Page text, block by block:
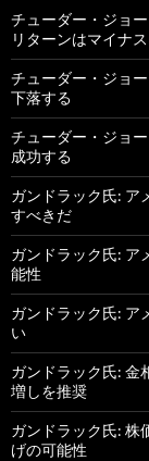
チューダー・ジョ
リターンはマイナ
チューダー・ジョ
下落する
チューダー・ジョ
成功する
ガンドラック氏: ア
すべきだ
ガンドラック氏: ア
能性
ガンドラック氏: ア
い
ガンドラック氏: 金
増しを推奨
ガンドラック氏: 株
げの可能性